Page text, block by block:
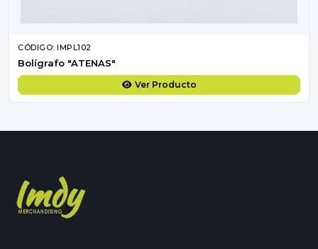
CÓDIGO: IMPL102
Bolígrafo "ATENAS"
Ver Producto